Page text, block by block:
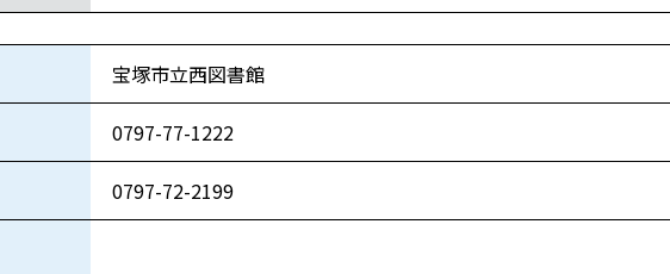
宝塚市立西図書館
0797-77-1222
0797-72-2199